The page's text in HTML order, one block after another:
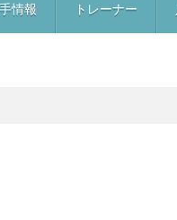
情報 トレーナー